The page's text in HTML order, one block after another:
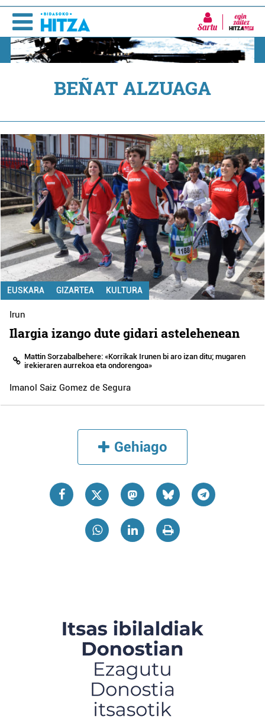
Sartu
BEÑAT ALZUAGA
EUSKARA GIZARTEA KULTURA
Irun
Ilargia izango dute gidari astelehenean
Mattin Sorzabalbehere: «Korrikak Irunen bi aro izan ditu; mugaren
irekieraren aurrekoa eta ondorengoa»
Imanol Saiz Gomez de Segura
Gehiago